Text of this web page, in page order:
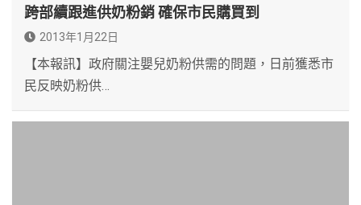
跨部續跟進供奶粉銷 確保市民購買到
2013年1月22日
【本報訊】政府關注嬰兒奶粉供需的問題，日前獲悉市
民反映奶粉供…